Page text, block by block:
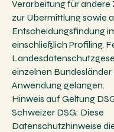
Verarbeitung für andere
zur Übermittlung sowie
Entscheidungsfindung
einschließlich Profiling.
einzelnen Bundesländer
Anwendung gelangen.
Hinweis auf Geltung
Schweizer DSG: Diese
Datenschutzhinweise